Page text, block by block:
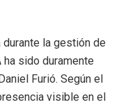
durante la gestión de
ha sido duramente
Furió. Según el
visible en el